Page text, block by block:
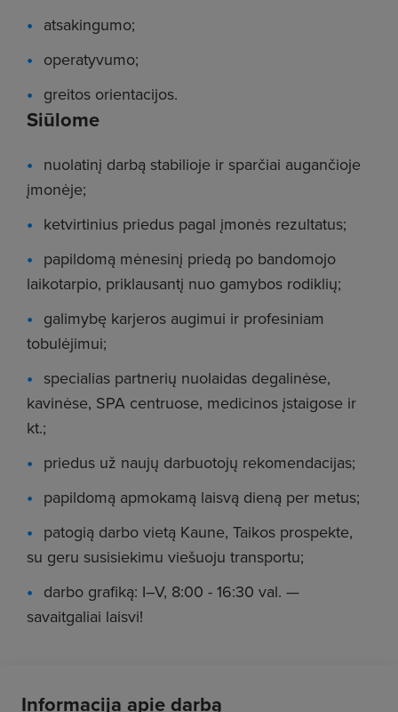
Siūlome
nuolatinį darbą stabilioje ir sparčiai augančioje
įmonėje;
ketvirtinius priedus pagal įmonės rezultatus;
papildomą mėnesinį priedą po bandomojo
laikotarpio, priklausantį nuo gamybos rodiklių;
galimybę karjeros augimui ir profesiniam
tobulėjimui;
specialias partnerių nuolaidas degalinėse,
kavinėse, SPA centruose, medicinos įstaigose ir
kt.;
priedus už naujų darbuotojų rekomendacijas;
papildomą apmokamą laisvą dieną per metus;
patogią darbo vietą Kaune, Taikos prospekte,
su geru susisiekimu viešuoju transportu;
darbo grafiką: I–V, 8:00 - 16:30 val. —
savaitgaliai laisvi!
atsakingumo;
operatyvumo;
greitos orientacijos.
Informacija apie darbą